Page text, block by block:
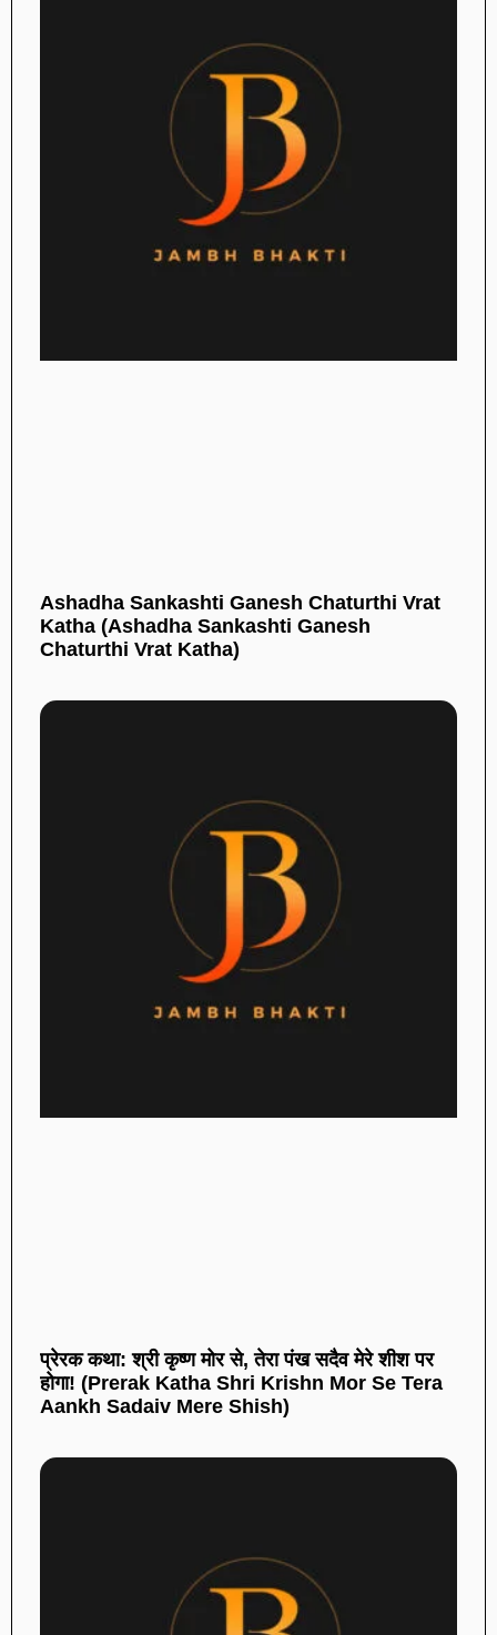
Ashadha Sankashti Ganesh Chaturthi Vrat
Katha (Ashadha Sankashti Ganesh
Chaturthi Vrat Katha)
प्रेरक कथा: श्री कृष्ण मोर से, तेरा पंख सदैव मेरे शीश पर
होगा! (Prerak Katha Shri Krishn Mor Se Tera
Aankh Sadaiv Mere Shish)